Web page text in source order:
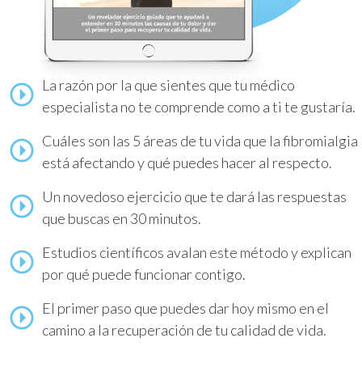
La razón por la que sientes que tu médico
especialista no te comprende como a ti te gustaría.
Cuáles son las 5 áreas de tu vida que la fibromialgia
está afectando y qué puedes hacer al respecto.
Un novedoso ejercicio que te dará las respuestas
que buscas en 30 minutos.
Estudios científicos avalan este método y explican
por qué puede funcionar contigo.
El primer paso que puedes dar hoy mismo en el
camino a la recuperación de tu calidad de vida.